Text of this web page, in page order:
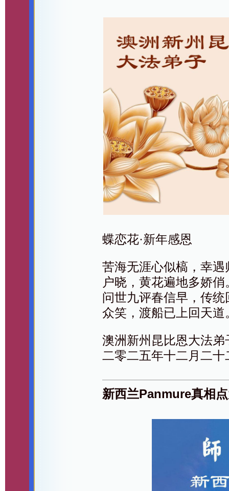
蝶恋花·新年感恩
苦海无涯心似槁，幸
户晓，黄花遍地多娇俏
问世九评春信早，传
众笑，渡船已上回天道
澳洲新州昆比恩大法弟
二零二五年十二月二十
新西兰Panmure真相